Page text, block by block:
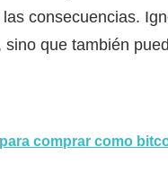
consecuencias.
que también
comprar como